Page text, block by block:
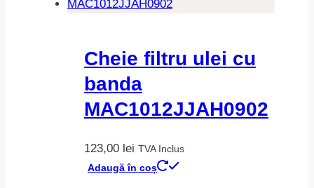
Cheie filtru ulei cu
banda
MAC1012JJAH0902
123,00 lei TVA Inclus
Adaugă în coș